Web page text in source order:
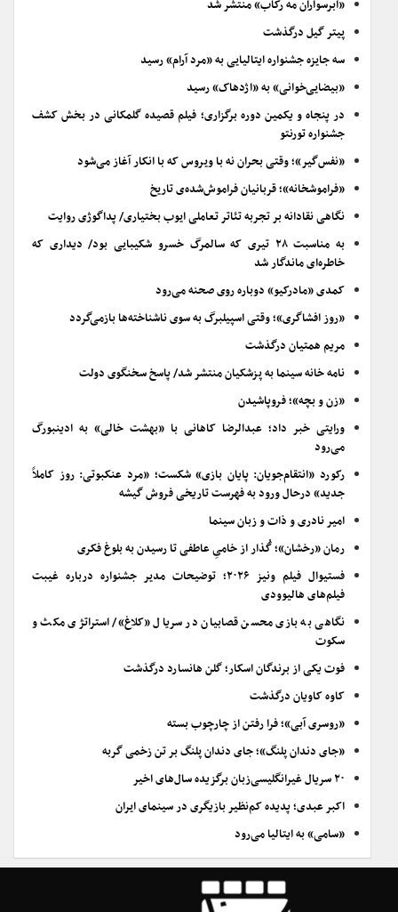
«ابرسواران مه رکاب» منتشر شد
پیتر گیل درگذشت
سه جایزه جشنواره ایتالیایی به «مرد آرام» رسید
«بیضایی‌خوانی» به «اژدهاک» رسید
در پنجاه و یکمین دوره برگزاری؛ فیلم قصیده گلمکانی در بخش کشف
جشنواره تورنتو
«نفس‌گیر»؛ وقتی بحران نه با ویروس که با انکار آغاز می‌شود
«فراموشخانه»؛ قربانیان فراموش‌شده‌ی تاریخ
نگاهی نقادانه بر تجربه تئاتر تعاملی ایوب بختیاری/ پداگوژی روایت
به مناسبت ۲۸ تیری که سالمرگ خسرو شکیبایی بود/ دیداری که
خاطره‌ای ماندگار شد
کمدی «مادرکیو» دوباره روی صحنه می‌رود
«روز افشاگری»؛ وقتی اسپیلبرگ به سوی ناشناخته‌ها بازمی‌گردد
مریم همتیان درگذشت
نامه خانه سینما به پزشکیان منتشر شد/ پاسخ سخنگوی دولت
«زن و بچه»؛ فروپاشیدن
ورایتی خبر داد؛ عبدالرضا کاهانی با «بهشت خالی» به ادینبورگ
می‌رود
رکورد «انتقام‌جویان: پایان بازی» شکست؛ «مرد عنکبوتی: روز کاملاً
جدید» درحال ورود به فهرست تاریخی فروش گیشه
امیر نادری و ذات و زبان سینما
رمان «رخشان»؛ گُذار از خامیِ عاطفی تا رسیدن به بلوغ فکری
فستیوال فیلم ونیز ۲۰۲۶؛ توضیحات مدیر جشنواره درباره غیبت
فیلم‌های هالیوودی
نگاهی به بازی محسن قصابیان در سریال «کلاغ»/ استراتژی مکث و
سکوت
فوت یکی از برندگان اسکار؛ گلن هانسارد درگذشت
کاوه کاویان درگذشت
«روسری آبی»؛ فرا رفتن از چارچوب بسته
«جای دندان پلنگ»؛ جای دندان پلنگ بر تن زخمی گربه
۲۰ سریال غیرانگلیسی‌زبان برگزیده سال‌های اخیر
اکبر عبدی؛ پدیده کم‌نظیر بازیگری در سینمای ایران
«سامی» به ایتالیا می‌رود